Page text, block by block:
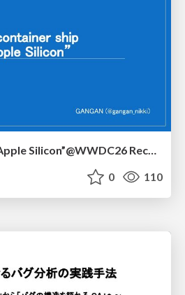
the container ship “Apple Silicon”@WWDC26 Recap -Japan-\(region).swift
0 110